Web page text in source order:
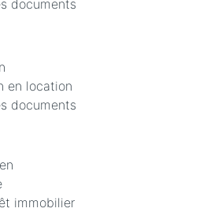
documents
en location
documents
immobilier